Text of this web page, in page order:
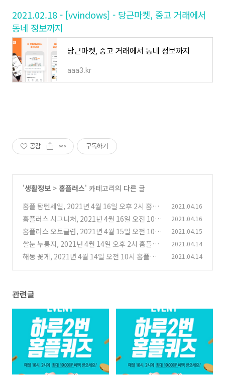
2021.02.18 - [vvindows] - 당근마켓, 중고 거래에서
동네 정보까지
당근마켓, 중고 거래에서 동네 정보까지
aaa3.kr
공감 구독하기
'생활정보 > 홈플러스' 카테고리의 다른 글
홈플 탑텐세일, 2021년 4월 16일 오후 2시 홈플
퀴즈 정답
(0)
2021.04.16
홈플러스 시그니처, 2021년 4월 16일 오전 10시
홈플퀴즈 정답
(0)
2021.04.16
홈플러스 오토클럽, 2021년 4월 15일 오전 10시
홈플퀴즈 정답 (0)
2021.04.15
쌀눈 누룽지, 2021년 4월 14일 오후 2시 홈플퀴
즈 정답
(0)
2021.04.14
해동 꽃게, 2021년 4월 14일 오전 10시 홈플퀴
2021.04.14
관련글